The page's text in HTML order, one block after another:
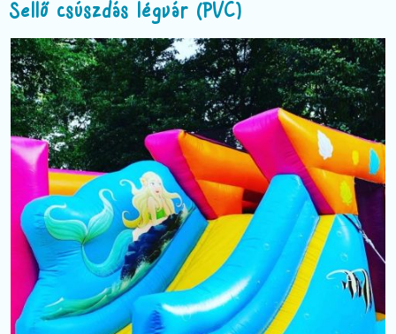
Sellő csúszdás légvár (PVC)